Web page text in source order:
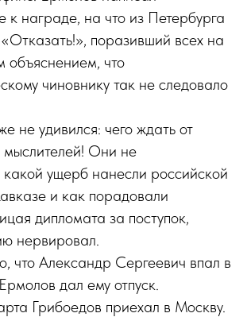
к награде, на что из Петербурга
поразивший всех на
объяснением, что
чиновнику так не следовало
не удивился: чего ждать от
мыслителей! Они не
какой ущерб нанесли российской
и как порадовали
дипломата за поступок,
нервировал.
что Александр Сергеевич впал в
дал ему отпуск.
Грибоедов приехал в Москву.